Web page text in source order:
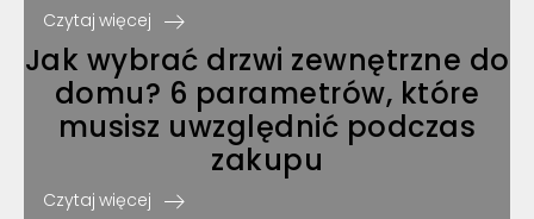
Czytaj więcej
Jak wybrać drzwi zewnętrzne do
domu? 6 parametrów, które
musisz uwzględnić podczas
zakupu
Czytaj więcej